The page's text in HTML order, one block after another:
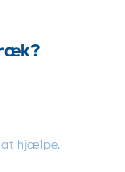
at hjælpe.